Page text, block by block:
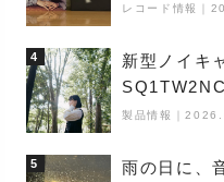
レコード情報
4
新型ノイキ
り得るーシ
製品情報 ｜
5
雨の日に、